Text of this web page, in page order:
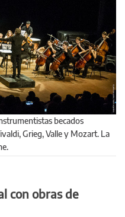
becados
Grieg, Valle y Mozart. La
con obras de